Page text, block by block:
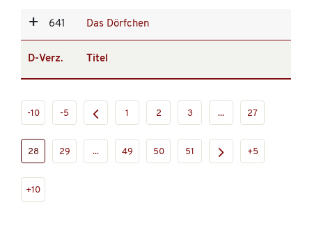
641 Das Dörfchen
D-Verz. Titel
-10 -5 1 2 3 ... 27
28 29 ... 49 50 51 +5
+10